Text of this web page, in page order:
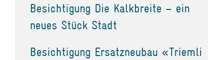
Besichtigung Die Kalkbreite – ein
neues Stück Stadt
Besichtigung Ersatzneubau «Triemli